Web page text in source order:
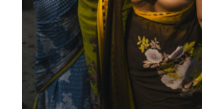
DETTAGLI